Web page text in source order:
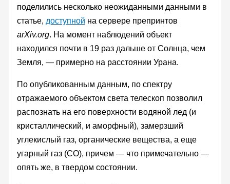
поделились несколько неожиданными данными в
статье, доступной на сервере препринтов
arXiv.org. На момент наблюдений объект
находился почти в 19 раз дальше от Солнца, чем
Земля, — примерно на расстоянии Урана.
По опубликованным данным, по спектру
отражаемого объектом света телескоп позволил
распознать на его поверхности водяной лед (и
кристаллический, и аморфный), замерзший
углекислый газ, органические вещества, а еще
угарный газ (СО), причем — что примечательно —
опять же, в твердом состоянии.